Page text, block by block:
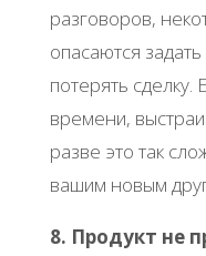
разговоров,
опасаются
потерять сделку.
времени,
разве это так
вашим новым
8. Продукт не